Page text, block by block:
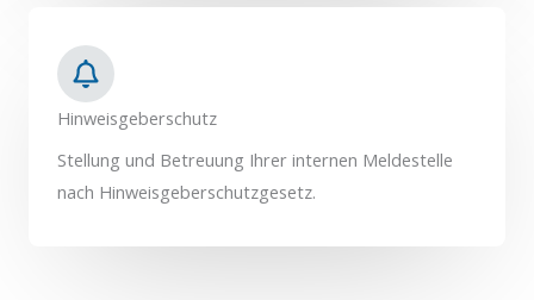
Hinweisgeberschutz
Stellung und Betreuung Ihrer internen Meldestelle
nach Hinweisgeberschutzgesetz.